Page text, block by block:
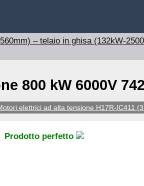
– telaio in ghisa (132kW-
800 kW 6000V
elettrici ad alta tensione H17R-IC411
Prodotto perfetto